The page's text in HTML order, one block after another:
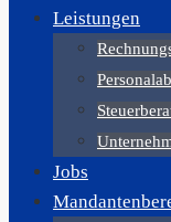
Leistungen
Jobs